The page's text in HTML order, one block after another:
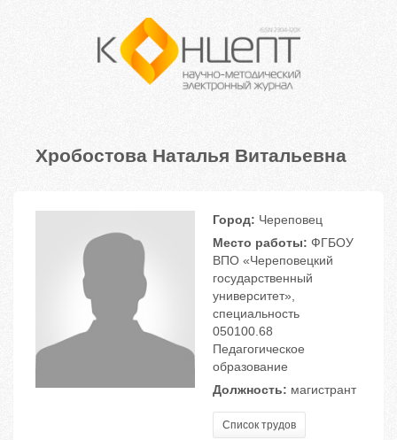
Хробостова Наталья Витальевна
Город: Череповец
Место работы: ФГБОУ
ВПО «Череповецкий
государственный
университет»,
специальность
050100.68
Педагогическое
образование
Должность: магистрант
Список трудов